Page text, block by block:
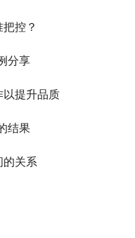
控？
分享
以提升品质
结果
的关系